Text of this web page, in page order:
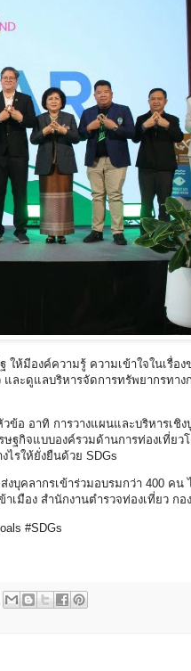
ห้มีองค์ความรู้ ความเข้าใจในเรื่อง
ละดูแลบริหารจัดการทรัพยากรทาง
อ อาทิ การวางแผนและบริหารเชิ
ฐกิจแบบองค์รวมด้านการท่องเที่ยว
ไรให้ยั่งยืนด้วย SDGs
บุคลากรเข้าร่วมอบรมกว่า 400 ค
มือง สำนักงานตำรวจท่องเที่ยว กอ
#SDGs